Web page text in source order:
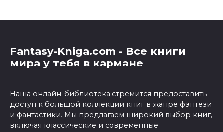
Fantasy-Kniga.com - Все книги
мира у тебя в кармане
Наша онлайн-библиотека стремится предоставить
доступ к большой коллекции книг в жанре фэнтези
и фантастики. Мы предлагаем широкий выбор книг,
включая классические и современные